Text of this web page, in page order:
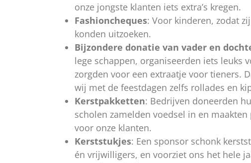
onze jongste klanten iets extra’s kregen.
Fashioncheques: Voor kinderen, zodat
konden uitzoeken.
Bijzondere donatie van vader en
lege schappen, organiseerden iets leuks
zorgden voor een extraatje voor tieners.
wij met de feestdagen zelfs rollades en
Kerstpakketten: Bedrijven doneerden
scholen zamelden voedsel in en
voor onze klanten.
Kerststukjes: Een sponsor schonk
én vrijwilligers, en voorziet ons het hele